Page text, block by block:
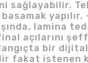
sağlayabilir.
lamina
açılarını
bir
fakat